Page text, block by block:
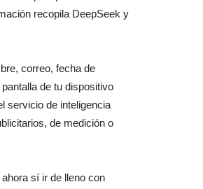
recopila DeepSeek y
correo, fecha de
de tu dispositivo
servicio de inteligencia
de medición o
sí ir de lleno con